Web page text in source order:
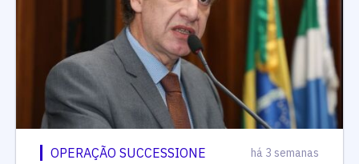
OPERAÇÃO SUCCESSIONE há 3 semanas